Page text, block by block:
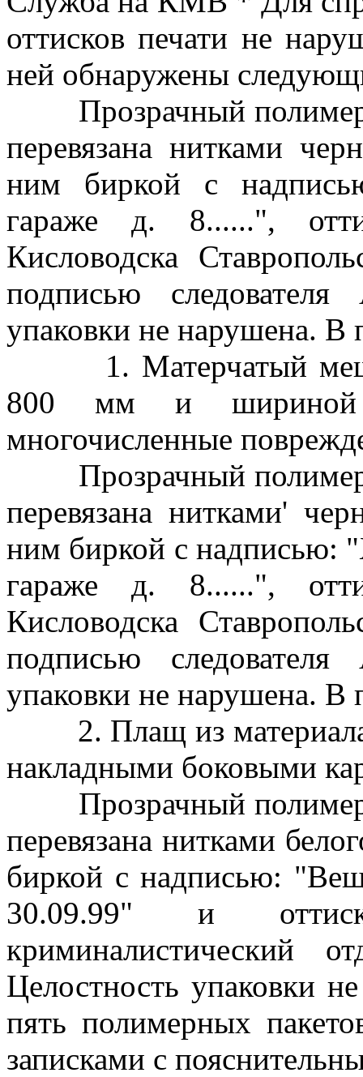
оттисков печати не
ней обнаружены
Прозрачный
перевязана нитками
ним биркой с
гараже д. 8......",
Кисловодска
подписью
упаковки не нарушена. В
1. Матерчатый
800 мм и
многочисленные
Прозрачный
перевязана нитками'
ним биркой с надписью:
гараже д. 8......",
Кисловодска
подписью
упаковки не нарушена. В
2. Плащ из материала
накладными боковыми
Прозрачный
перевязана нитками
биркой с надписью:
30.09.99" и
Целостность упаковки
пять полимерных
записками с